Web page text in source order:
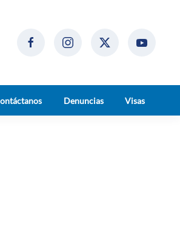
Denuncias Visas